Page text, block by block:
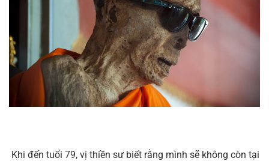
Khi đến tuổi 79, vị thiền sư biết rằng mình sẽ không còn tại